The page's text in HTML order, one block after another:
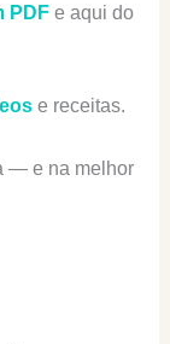
PDFe aqui do
e receitas.
— e na melhor